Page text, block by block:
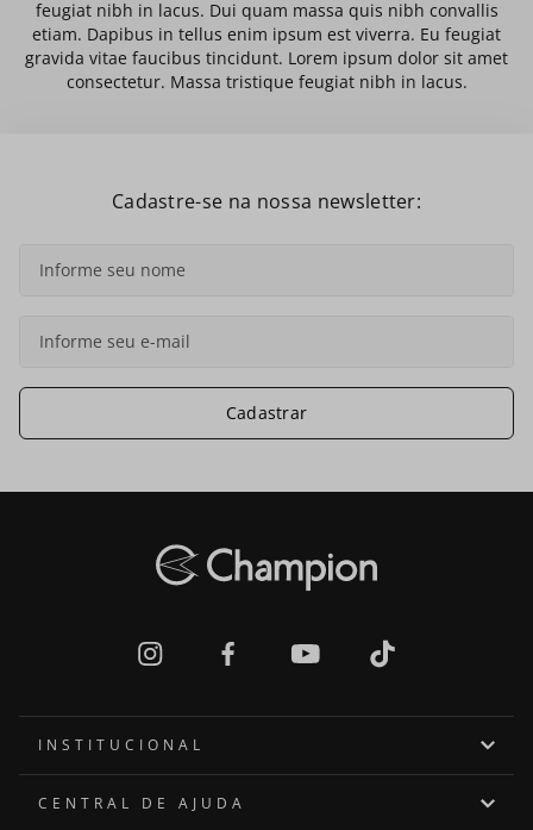
feugiat nibh in lacus. Dui quam massa quis nibh convallis
etiam. Dapibus in tellus enim ipsum est viverra. Eu feugiat
gravida vitae faucibus tincidunt. Lorem ipsum dolor sit amet
consectetur. Massa tristique feugiat nibh in lacus.
Cadastre-se na nossa newsletter:
Cadastrar
INSTITUCIONAL
Quem somos
CENTRAL DE AJUDA